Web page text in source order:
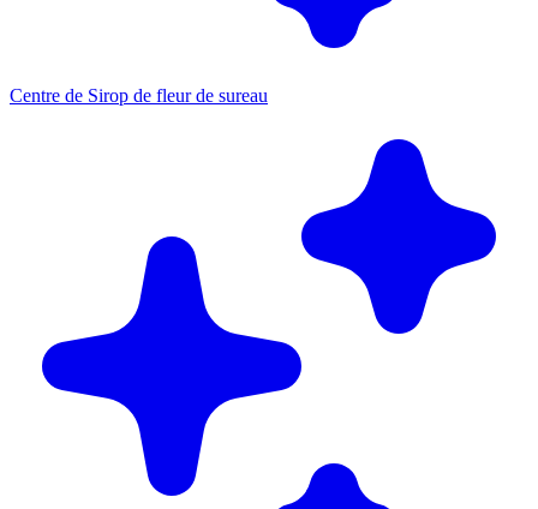
Centre de Sirop de fleur de sureau